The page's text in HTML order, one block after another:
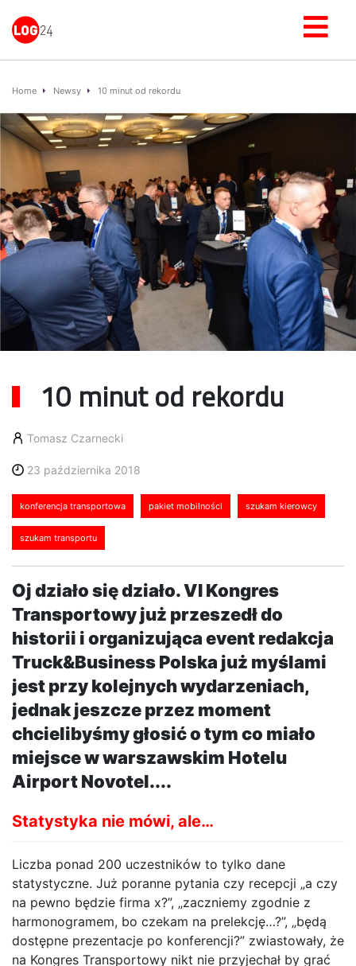
Home Newsy 10 minut od rekordu
10 minut od rekordu
Tomasz Czarnecki
23 października 2018
konferencja transportowa pakiet mobilności szukam kierowcy
szukam transportu
Oj działo się działo. VI Kongres
Transportowy już przeszedł do
historii i organizująca event redakcja
Truck&Business Polska już myślami
jest przy kolejnych wydarzeniach,
jednak jeszcze przez moment
chcielibyśmy głosić o tym co miało
miejsce w warszawskim Hotelu
Airport Novotel....
Statystyka nie mówi, ale…
Liczba ponad 200 uczestników to tylko dane
statystyczne. Już poranne pytania czy recepcji „a czy
na pewno będzie firma x?”, „zaczniemy zgodnie z
harmonogramem, bo czekam na prelekcję…?”, „będą
dostępne prezentacje po konferencji?” zwiastowały, że
na Kongres Transportowy nikt nie przyjechał by grać